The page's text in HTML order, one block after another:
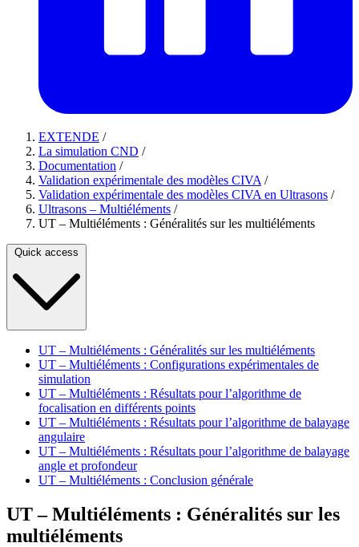
EXTENDE /
La simulation CND /
Documentation /
Validation expérimentale des modèles CIVA /
Validation expérimentale des modèles CIVA en Ultrasons /
Ultrasons – Multiéléments /
UT – Multiéléments : Généralités sur les multiéléments
Quick access
UT – Multiéléments : Généralités sur les multiéléments
UT – Multiéléments : Configurations expérimentales de
simulation
UT – Multiéléments : Résultats pour l’algorithme de
focalisation en différents points
UT – Multiéléments : Résultats pour l’algorithme de balayage
angulaire
UT – Multiéléments : Résultats pour l’algorithme de balayage
angle et profondeur
UT – Multiéléments : Conclusion générale
UT – Multiéléments : Généralités sur les
multiéléments